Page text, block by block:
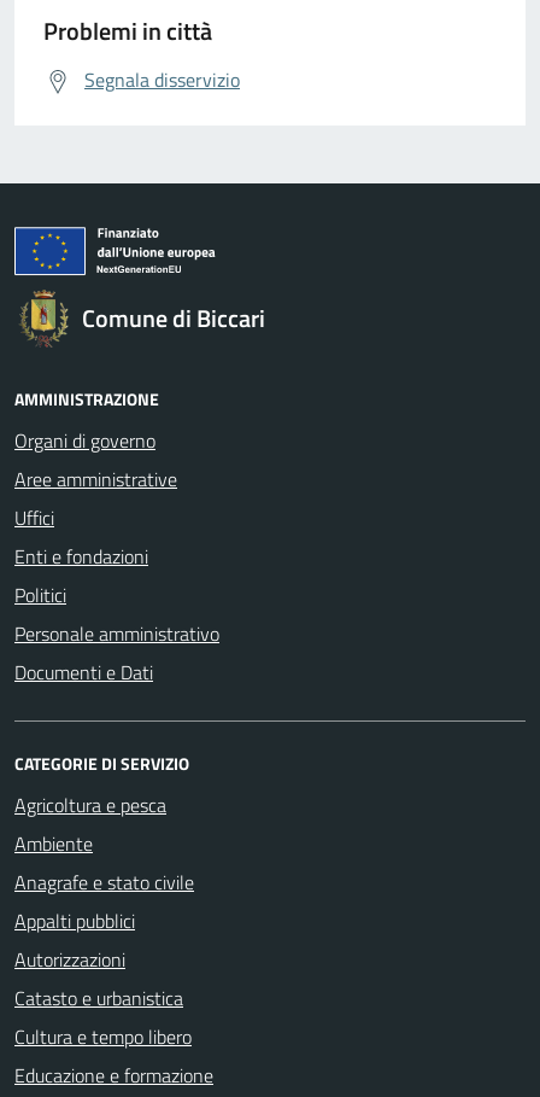
Problemi in città
Segnala disservizio
Comune di Biccari
AMMINISTRAZIONE
Organi di governo
Aree amministrative
Uffici
Enti e fondazioni
Politici
Personale amministrativo
Documenti e Dati
CATEGORIE DI SERVIZIO
Agricoltura e pesca
Ambiente
Anagrafe e stato civile
Appalti pubblici
Autorizzazioni
Catasto e urbanistica
Cultura e tempo libero
Educazione e formazione